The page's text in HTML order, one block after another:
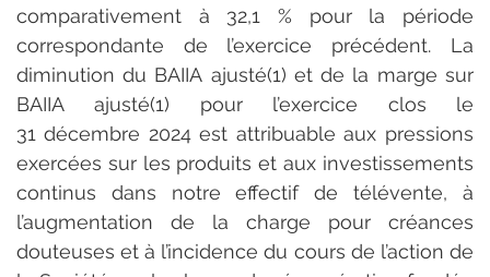
comparativement à 32,1 % pour la période
correspondante de l’exercice précédent. La
diminution du BAIIA ajusté(1) et de la marge sur
BAIIA ajusté(1) pour l’exercice clos le
31 décembre 2024 est attribuable aux pressions
exercées sur les produits et aux investissements
continus dans notre effectif de télévente, à
l’augmentation de la charge pour créances
douteuses et à l’incidence du cours de l’action de